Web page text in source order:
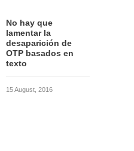
No hay que
lamentar la
desaparición de
OTP basados en
texto
15 August, 2016